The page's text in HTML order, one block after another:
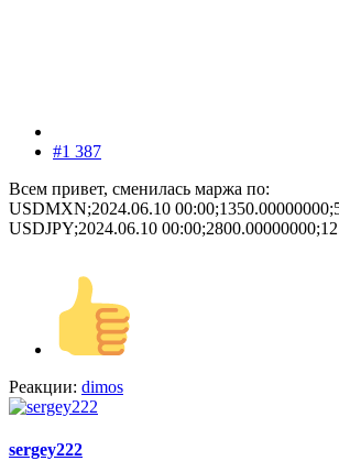
#1 387
Всем привет, сменилась маржа по:
USDMXN;2024.06.10
USDJPY;2024.06.10
Реакции: dimos
sergey222